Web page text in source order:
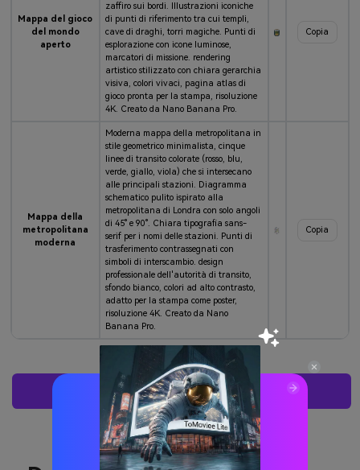
Mappa del gioco
del mondo
aperto
zaffiro sui bordi. Illustrazioni iconiche
di punti di riferimento tra cui templi,
cave di draghi, torri magiche. Punti di
esplorazione con icone luminose,
marcatori di missione. rendering
artistico stilizzato con chiara gerarchia
visiva, colori vivaci, pagina atlas di
gioco pronta per la stampa, risoluzione
4K. Creato da Nano Banana Pro.
Copia
Mappa della
metropolitana
moderna
Moderna mappa della metropolitana in
stile geometrico minimalista, cinque
linee di transito colorate (rosso, blu,
verde, giallo, viola) che si intersecano
alle principali stazioni. Diagramma
schematico pulito ispirato alla
metropolitana di Londra con solo angoli
di 45° e 90°. Chiara tipografia sans-
serif per i nomi delle stazioni. Punti di
trasferimento contrassegnati con
simboli di interscambio. design
professionale dell'autorità di transito,
sfondo bianco, colori ad alto contrasto,
adatto per la stampa come poster,
risoluzione 4K. Creato da Nano
Banana Pro.
Copia
Crea Subito La Tua Mappa AI